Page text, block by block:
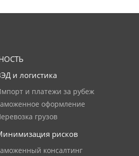
и логистика
и платежи за рубеж
оформление
грузов
рисков
консалтинг